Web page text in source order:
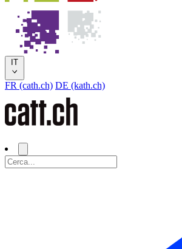
IT
FR (cath.ch) DE (kath.ch)